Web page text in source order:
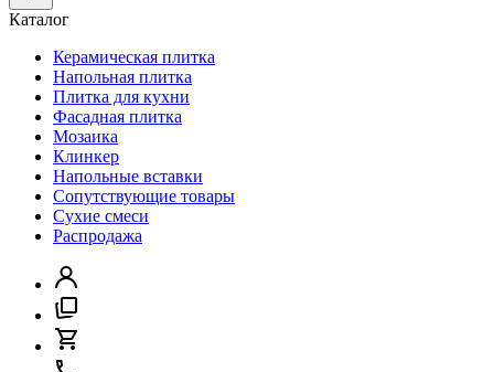
Каталог
Керамическая плитка
Напольная плитка
Плитка для кухни
Фасадная плитка
Мозаика
Клинкер
Напольные вставки
Сопутствующие товары
Сухие смеси
Распродажа